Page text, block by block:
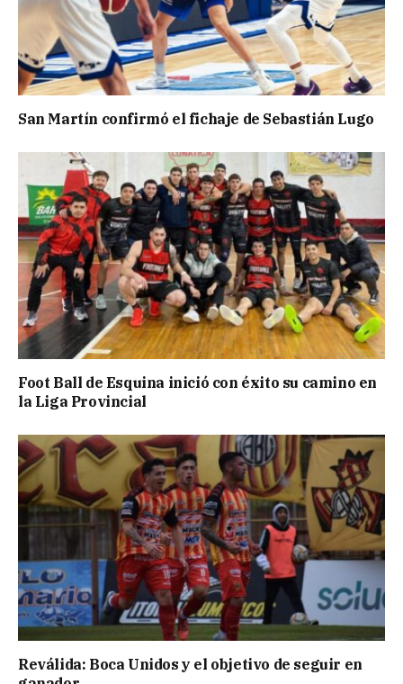
San Martín confirmó el fichaje de Sebastián Lugo
Foot Ball de Esquina inició con éxito su camino en
la Liga Provincial
Reválida: Boca Unidos y el objetivo de seguir en